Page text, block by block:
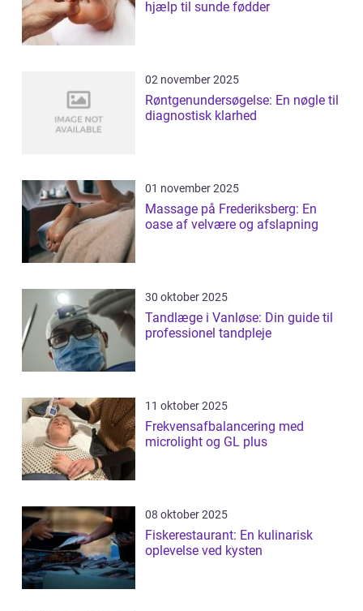
hjælp til sunde fødder
02 november 2025
Røntgenundersøgelse: En nøgle til
diagnostisk klarhed
01 november 2025
Massage på Frederiksberg: En
oase af velvære og afslapning
30 oktober 2025
Tandlæge i Vanløse: Din guide til
professionel tandpleje
11 oktober 2025
Frekvensafbalancering med
microlight og GL plus
08 oktober 2025
Fiskerestaurant: En kulinarisk
oplevelse ved kysten